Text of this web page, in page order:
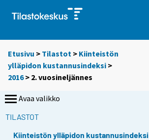
Etusivu > Tilastot > Kiinteistön
ylläpidon kustannusindeksi >
2016> 2. vuosineljännes
Avaa valikko
TILASTOT
Kiinteistön ylläpidon kustannusindeksi